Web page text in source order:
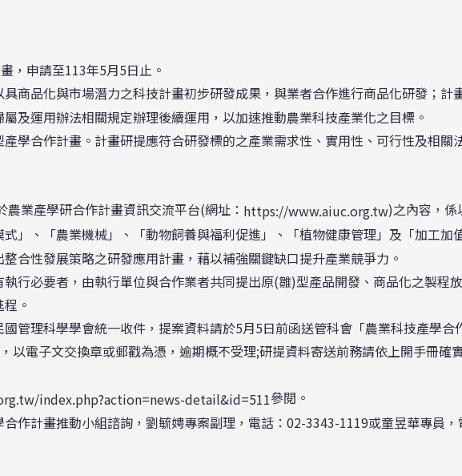
，申請至113年5月5日止。
商品化與市場潛力之科技計畫初步研發成果，與業者合作進行商品化研發；計
及運用辦法相關規定辦理後續運用，以加速推動農業科技產業化之目標。
學合作計畫。計畫研提應符合研發標的之產業需求性、實用性、可行性及相關
業產學研合作計畫資訊交流平台(網址： https://www.aiuc.org.tw)之內容，係
」、「農業機械」、「動物飼養與福利促進」、「植物健康管理」及「加工加
合性發展策略之研發應用計畫，藉以補強關鍵缺口提升產業競爭力。
行必要者，由執行單位與合作業者共同提出原(雛)型產品開發、商品化之製程
。
管理科學學會統一收件，提案資料請於5月5日前函送管科會「農業科技產學
以電子文交換章或郵戳為憑，逾期概不受理;研提資料寄送前務請依上開手冊確
index.php?action=news-detail&id=511參閱。
作計畫推動小組諮詢，劉毓娉專案副理，電話：02-3343-1119或童昱華專員